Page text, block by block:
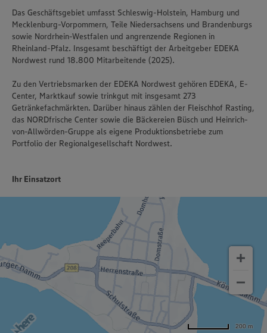
Das Geschäftsgebiet umfasst Schleswig-Holstein, Hamburg und
Mecklenburg-Vorpommern, Teile Niedersachsens und Brandenburgs
sowie Nordrhein-Westfalen und angrenzende Regionen in
Rheinland-Pfalz. Insgesamt beschäftigt der Arbeitgeber EDEKA
Nordwest rund 18.800 Mitarbeitende (2025).
Zu den Vertriebsmarken der EDEKA Nordwest gehören EDEKA, E-
Center, Marktkauf sowie trinkgut mit insgesamt 273
Getränkefachmärkten. Darüber hinaus zählen der Fleischhof Rasting,
das NORDfrische Center sowie die Bäckereien Büsch und Heinrich-
von-Allwörden-Gruppe als eigene Produktionsbetriebe zum
Portfolio der Regionalgesellschaft Nordwest.
Ihr Einsatzort
200 m